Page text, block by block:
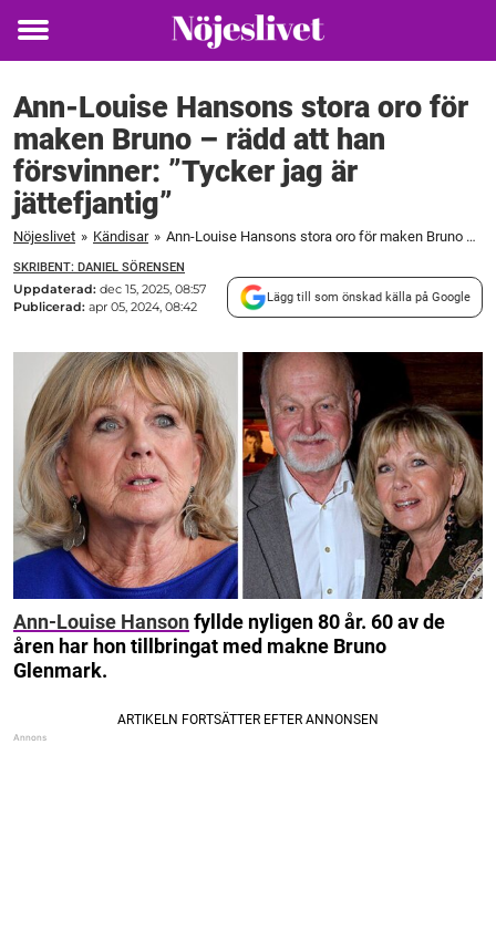
Toggle
Ann-Louise Hansons stora oro för
maken Bruno – rädd att han
försvinner: ”Tycker jag är
jättefjantig”
Nöjeslivet » Kändisar » Ann-Louise Hansons stora oro för maken Bruno – rädd att han försvinner: ”Tycker jag är jättefjantig”
SKRIBENT: DANIEL SÖRENSEN
Uppdaterad: dec 15, 2025, 08:57
Publicerad: apr 05, 2024, 08:42
Lägg till som önskad källa på Google
Ann-Louise Hansonfyllde nyligen 80 år. 60 av de
åren har hon tillbringat med makne Bruno
Glenmark.